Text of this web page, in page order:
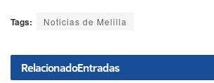
Tags: Noticias de Melilla
RelacionadoEntradas